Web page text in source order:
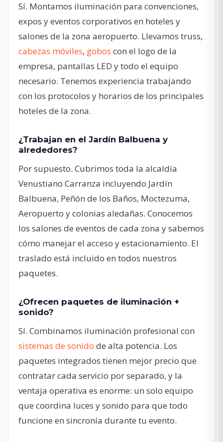
Sí. Montamos iluminación para convenciones,
expos y eventos corporativos en hoteles y
salones de la zona aeropuerto. Llevamos truss,
cabezas móviles, gobos con el logo de la
empresa, pantallas LED y todo el equipo
necesario. Tenemos experiencia trabajando
con los protocolos y horarios de los principales
hoteles de la zona.
¿Trabajan en el Jardín Balbuena y
alrededores?
Por supuesto. Cubrimos toda la alcaldía
Venustiano Carranza incluyendo Jardín
Balbuena, Peñón de los Baños, Moctezuma,
Aeropuerto y colonias aledañas. Conocemos
los salones de eventos de cada zona y sabemos
cómo manejar el acceso y estacionamiento. El
traslado está incluido en todos nuestros
paquetes.
¿Ofrecen paquetes de iluminación +
sonido?
Sí. Combinamos iluminación profesional con
sistemas de sonido de alta potencia. Los
paquetes integrados tienen mejor precio que
contratar cada servicio por separado, y la
ventaja operativa es enorme: un solo equipo
que coordina luces y sonido para que todo
funcione en sincronía durante tu evento.